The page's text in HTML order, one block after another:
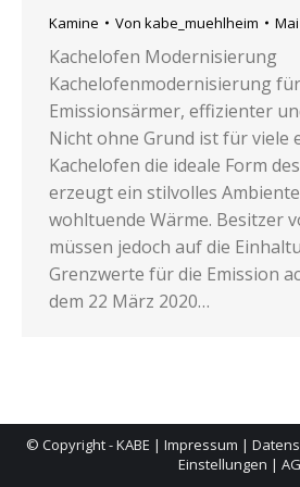
Kamine Von kabe_muehlheim Mai
Kachelofen Modernisierung
Kachelofenmodernisierung
Emissionsärmer, effizienter
Nicht ohne Grund ist für viele
Kachelofen die ideale Form
erzeugt ein stilvolles
wohltuende Wärme. Besitzer
müssen jedoch auf die
Grenzwerte für die Emission
dem 22 März 2020…
© Copyright - KABE | Impressum |
Einstellungen |